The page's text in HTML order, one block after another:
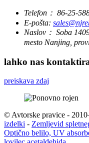
Telefon： 86-25-
E-pošta:
Naslov： Soba
mesto Nanjing,
lahko nas
preiskava zdaj
© Avtorske pravice -
izdelki - Zemljevid
Optično belilo, UV